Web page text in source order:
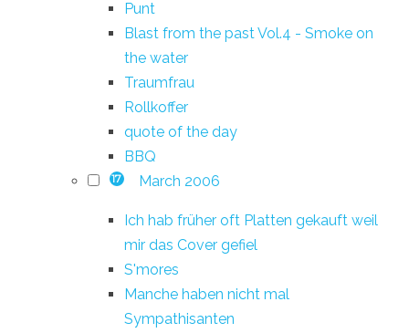
Punt
Blast from the past Vol.4 - Smoke on
the water
Traumfrau
Rollkoffer
quote of the day
BBQ
17 March 2006
Ich hab früher oft Platten gekauft weil
mir das Cover gefiel
S'mores
Manche haben nicht mal
Sympathisanten